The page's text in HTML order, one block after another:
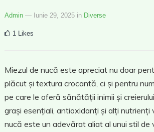
Admin — Iunie 29, 2025 in Diverse
1 Likes
Miezul de nucă este apreciat nu doar
plăcut și textura crocantă, ci și pentru
pe care le oferă sănătății inimii și
grași esențiali, antioxidanți și alți nutrienți
nucă este un adevărat aliat al unui stil